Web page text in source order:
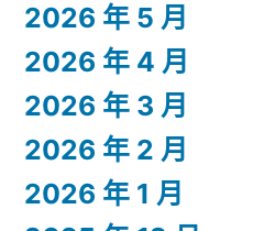
2026 年 5 月
2026 年 4 月
2026 年 3 月
2026 年 2 月
2026 年 1 月